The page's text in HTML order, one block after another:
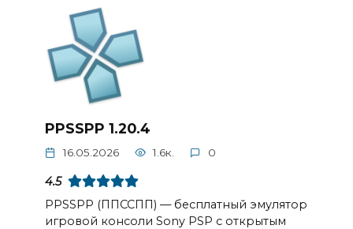
PPSSPP 1.20.4
16.05.2026 1.6к. 0
4.5
PPSSPP (ППССПП) — бесплатный эмулятор
игровой консоли Sony PSP с открытым